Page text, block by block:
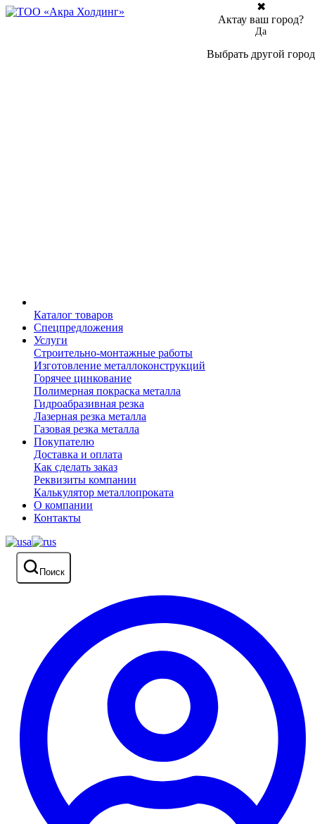
Каталог товаров
Спецпредложения
Услуги
Строительно-монтажные работы
Изготовление металлоконструкций
Горячее цинкование
Полимерная покраска металла
Гидроабразивная резка
Лазерная резка металла
Газовая резка металла
Покупателю
Доставка и оплата
Как сделать заказ
Реквизиты компании
Калькулятор металлопроката
О компании
Контакты
Поиск
✖
Актау ваш город?
Да
Выбрать другой город